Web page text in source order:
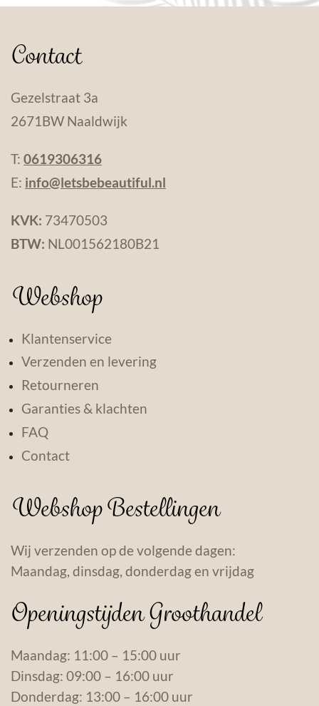
Contact
Gezelstraat 3a
2671BW Naaldwijk
T: 0619306316
E: info@letsbebeautiful.nl
KVK: 73470503
BTW: NL001562180B21
Webshop
Klantenservice
Verzenden en levering
Retourneren
Garanties & klachten
FAQ
Contact
Webshop Bestellingen
Wij verzenden op de volgende dagen:
Maandag, dinsdag, donderdag en vrijdag
Openingstijden Groothandel
Maandag: 11:00 – 15:00 uur
Dinsdag: 09:00 – 16:00 uur
Donderdag: 13:00 – 16:00 uur